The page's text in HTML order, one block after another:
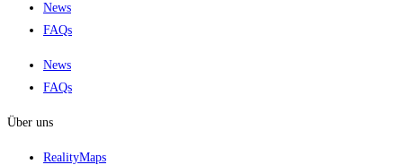
News
FAQs
News
FAQs
Über uns
RealityMaps